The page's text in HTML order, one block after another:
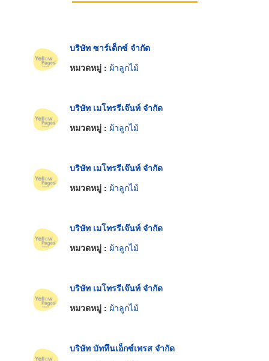
บริษัท ซาร์เด็กซ์ จำกัด
หมวดหมู่ : ผ้าลูกไม้
บริษัท เมโทรรีเจ๊นท์ จำกัด
หมวดหมู่ : ผ้าลูกไม้
บริษัท เมโทรรีเจ๊นท์ จำกัด
หมวดหมู่ : ผ้าลูกไม้
บริษัท เมโทรรีเจ๊นท์ จำกัด
หมวดหมู่ : ผ้าลูกไม้
บริษัท เมโทรรีเจ๊นท์ จำกัด
หมวดหมู่ : ผ้าลูกไม้
บริษัท บัททึนเอ็กซ์เพรส จำกัด